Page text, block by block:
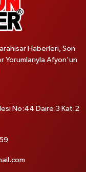
Haberleri, Son
Yorumlarıyla Afyon'un
No:44 Daire:3 Kat:2